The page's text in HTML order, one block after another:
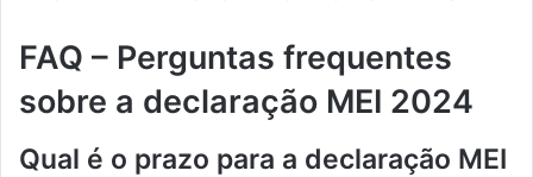
FAQ – Perguntas frequentes
sobre a declaração MEI 2024
Qual é o prazo para a declaração MEI